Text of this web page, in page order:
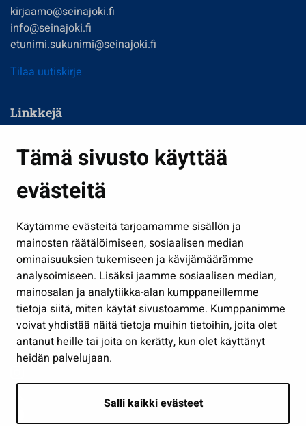
Tämä sivusto käyttää
evästeitä
Käytämme evästeitä tarjoamamme sisällön ja
mainosten räätälöimiseen, sosiaalisen median
ominaisuuksien tukemiseen ja kävijämäärämme
analysoimiseen. Lisäksi jaamme sosiaalisen median,
mainosalan ja analytiikka-alan kumppaneillemme
tietoja siitä, miten käytät sivustoamme. Kumppanimme
voivat yhdistää näitä tietoja muihin tietoihin, joita olet
antanut heille tai joita on kerätty, kun olet käyttänyt
heidän palvelujaan.
Salli kaikki evästeet
kirjaamo@seinajoki.fi
info@seinajoki.fi
etunimi.sukunimi@seinajoki.fi
Tilaa uutiskirje
Linkkejä
Kasvatus ja opetus
Kulttuuri ja liikunta
Työ ja yrittäminen
Osallistu ja asioi
Näytä omat evästeasetukseni
Seuraa meitä